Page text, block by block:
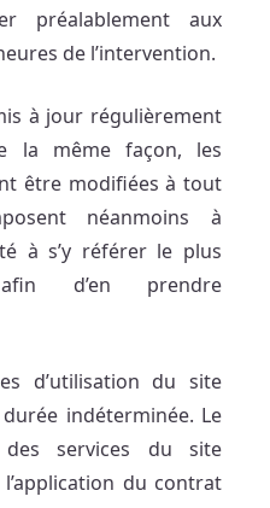
préalablement aux
de l’intervention.
à jour régulièrement
la même façon, les
être modifiées à tout
néanmoins à
à s’y référer le plus
d’en prendre
d’utilisation du site
indéterminée. Le
services du site
du contrat